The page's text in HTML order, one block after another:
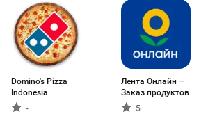
Domino's Pizza
Indonesia
-
Лента Онлайн –
Заказ продуктов
5